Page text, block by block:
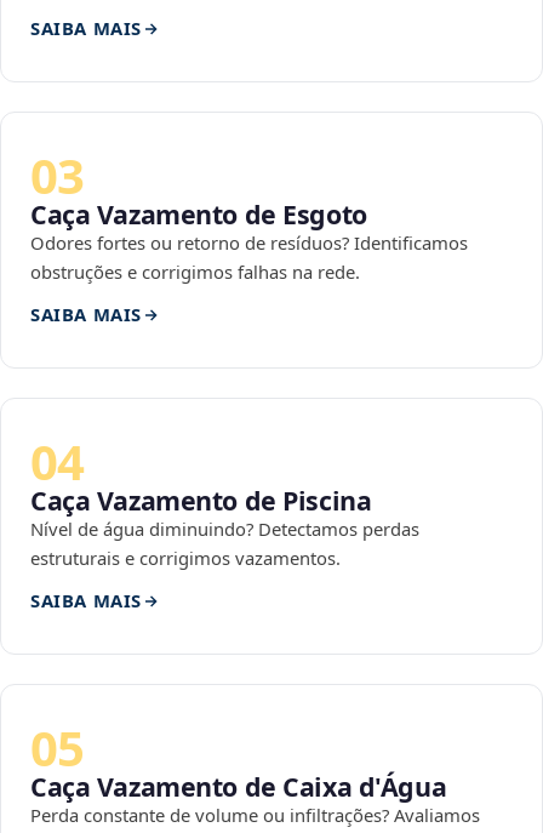
SAIBA MAIS
03
Caça Vazamento de Esgoto
Odores fortes ou retorno de resíduos? Identificamos
obstruções e corrigimos falhas na rede.
SAIBA MAIS
04
Caça Vazamento de Piscina
Nível de água diminuindo? Detectamos perdas
estruturais e corrigimos vazamentos.
SAIBA MAIS
05
Caça Vazamento de Caixa d'Água
Perda constante de volume ou infiltrações? Avaliamos